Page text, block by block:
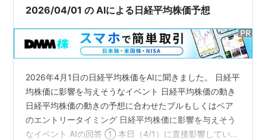
4月1日のチャート 日経平均株価…
2026/04/01 の AIによる日経平均株価予想
2026年4月1日の日経平均株価をAIに聞きました。 日経平
均株価に影響を与えそうなイベント 日経平均株価の動き
日経平均株価の動きの予想に合わせたブルもしくはベア
のエントリータイミング 日経平均株価に影響を与えそう
なイベント AIの回答 ① 本日（4/1）に直接影響している